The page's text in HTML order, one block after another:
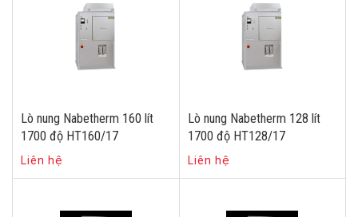
Lò nung Nabetherm 160 lít
1700 độ HT160/17
Liên hệ
Lò nung Nabetherm 128 lít
1700 độ HT128/17
Liên hệ